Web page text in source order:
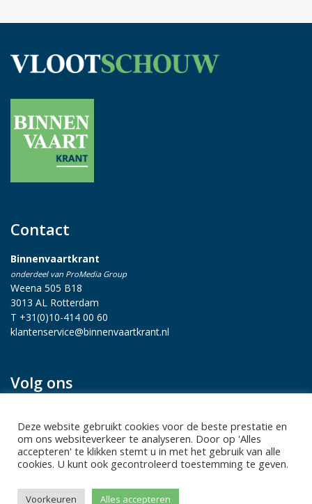
Contact
Binnenvaartkrant
onderdeel van ProMedia Group
Weena 505 B18
3013 AL Rotterdam
T +31(0)10-414 00 60
klantenservice@binnenvaartkrant.nl
Volg ons
Privacy statement | Sitemap |
Deze website gebruikt cookies voor de beste prestatie en
om ons websiteverkeer te analyseren. Door op 'Alles
accepteren' te klikken stemt u in met het gebruik van alle
cookies. U kunt ook gecontroleerd toestemming te geven.
Voorkeuren Alles accepteren